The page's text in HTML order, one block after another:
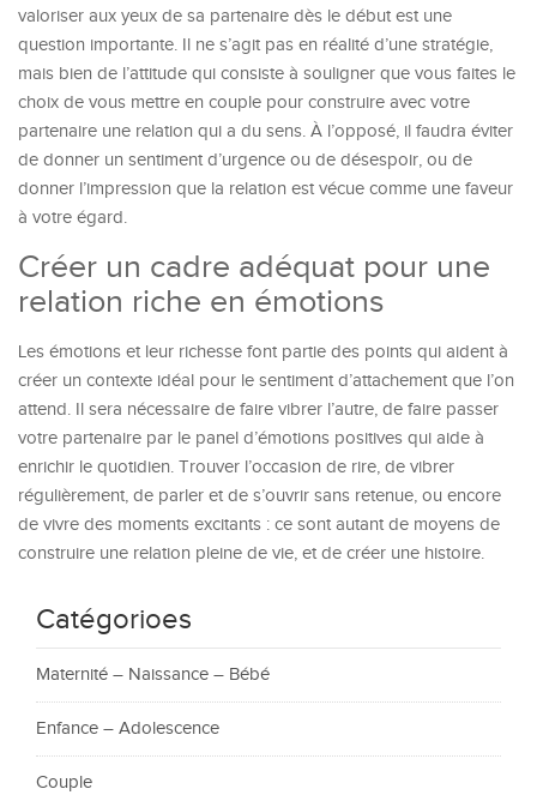
valoriser aux yeux de sa partenaire dès le début est une
question importante. Il ne s’agit pas en réalité d’une stratégie,
mais bien de l’attitude qui consiste à souligner que vous faites le
choix de vous mettre en couple pour construire avec votre
partenaire une relation qui a du sens. À l’opposé, il faudra éviter
de donner un sentiment d’urgence ou de désespoir, ou de
donner l’impression que la relation est vécue comme une faveur
à votre égard.
Créer un cadre adéquat pour une
relation riche en émotions
Les émotions et leur richesse font partie des points qui aident à
créer un contexte idéal pour le sentiment d’attachement que l’on
attend. Il sera nécessaire de faire vibrer l’autre, de faire passer
votre partenaire par le panel d’émotions positives qui aide à
enrichir le quotidien. Trouver l’occasion de rire, de vibrer
régulièrement, de parler et de s’ouvrir sans retenue, ou encore
de vivre des moments excitants : ce sont autant de moyens de
construire une relation pleine de vie, et de créer une histoire.
Catégorioes
Maternité – Naissance – Bébé
Enfance – Adolescence
Couple